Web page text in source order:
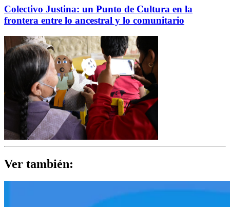
Colectivo Justina: un Punto de Cultura en la
frontera entre lo ancestral y lo comunitario
Ver también: